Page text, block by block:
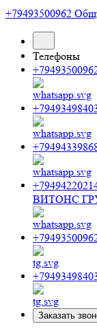
+79493500962
Телефоны
ВИТОНС
Заказать